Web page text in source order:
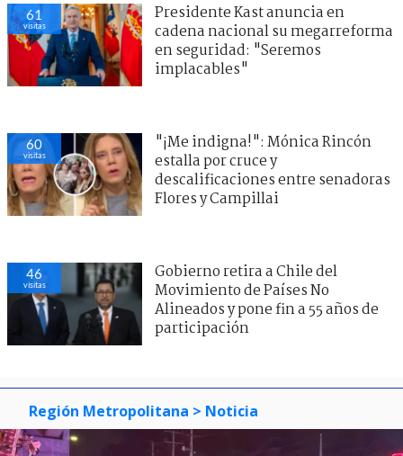
61
visitas
Presidente Kast anuncia en
cadena nacional su megarreforma
en seguridad: "Seremos
implacables"
60
visitas
"¡Me indigna!": Mónica Rincón
estalla por cruce y
descalificaciones entre senadoras
Flores y Campillai
46
visitas
Gobierno retira a Chile del
Movimiento de Países No
Alineados y pone fin a 55 años de
participación
Región Metropolitana > Noticia